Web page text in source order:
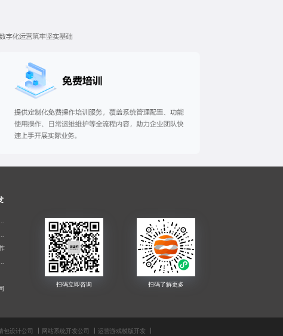
青岛小游戏开发公司
活动开发公司包设计公司 网站系统开发公司 运营游戏模版开发